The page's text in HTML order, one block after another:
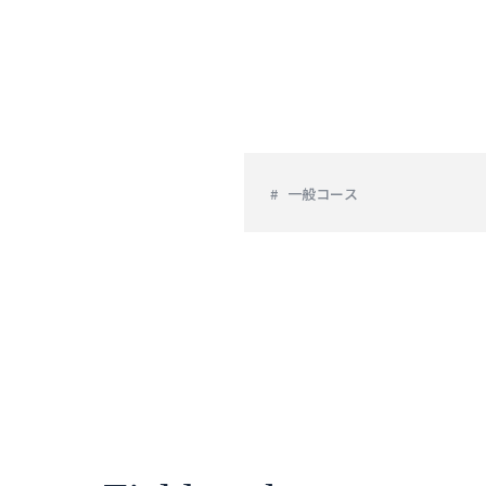
一般コース